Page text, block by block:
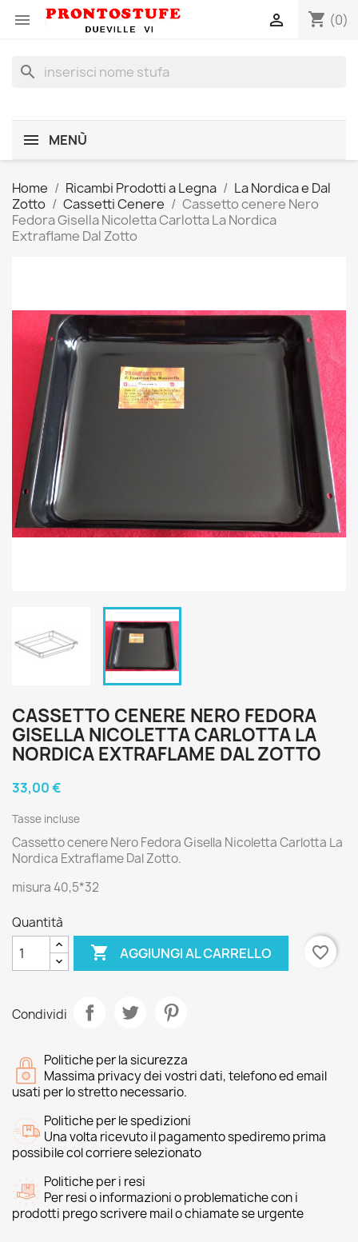
 shopping_cart (0)

search
MENÙ
Home Ricambi Prodotti a Legna
La Nordica e Dal
Zotto
Cassetti Cenere
Cassetto cenere Nero
Fedora Gisella Nicoletta Carlotta La Nordica
Extraflame Dal Zotto
CASSETTO CENERE NERO FEDORA
GISELLA NICOLETTA CARLOTTA LA
NORDICA EXTRAFLAME DAL ZOTTO
33,00 €
Tasse incluse
Cassetto cenere Nero Fedora Gisella Nicoletta Carlotta La
Nordica Extraflame Dal Zotto.
misura 40,5*32
Quantità
 AGGIUNGI AL CARRELLO favorite_border
Condividi
Politiche per la sicurezza
Massima privacy dei vostri dati, telefono ed email
usati per lo stretto necessario.
Politiche per le spedizioni
Una volta ricevuto il pagamento spediremo prima
possibile col corriere selezionato
Politiche per i resi
Per resi o informazioni o problematiche con i
prodotti prego scrivere mail o chiamate se urgente